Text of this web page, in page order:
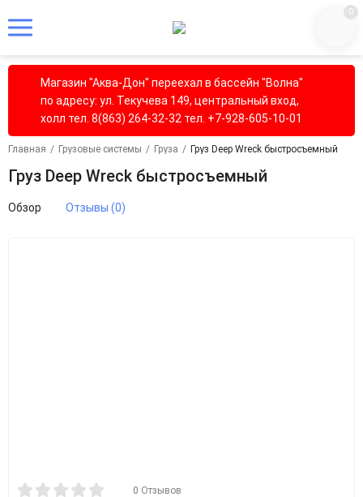
0
Магазин "Аква-Дон" переехал в бассейн "Волна"
по адресу: ул. Текучева 149, центральный вход,
холл тел. 8(863) 264-32-32 тел. +7-928-605-10-01
Главная / Грузовые системы / Груза / Груз Deep Wreck быстросъемный
Груз Deep Wreck быстросъемный
Обзор Отзывы (0)
0 Отзывов